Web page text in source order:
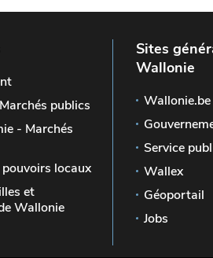
publics
- Marchés
locaux
et
Wallonie
Sites
Wallonie
Wallonie.be
Service
Wallex
Géoportail
Jobs